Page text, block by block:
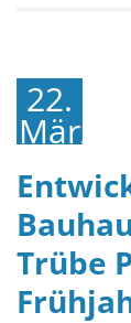
22.
März
Trübe